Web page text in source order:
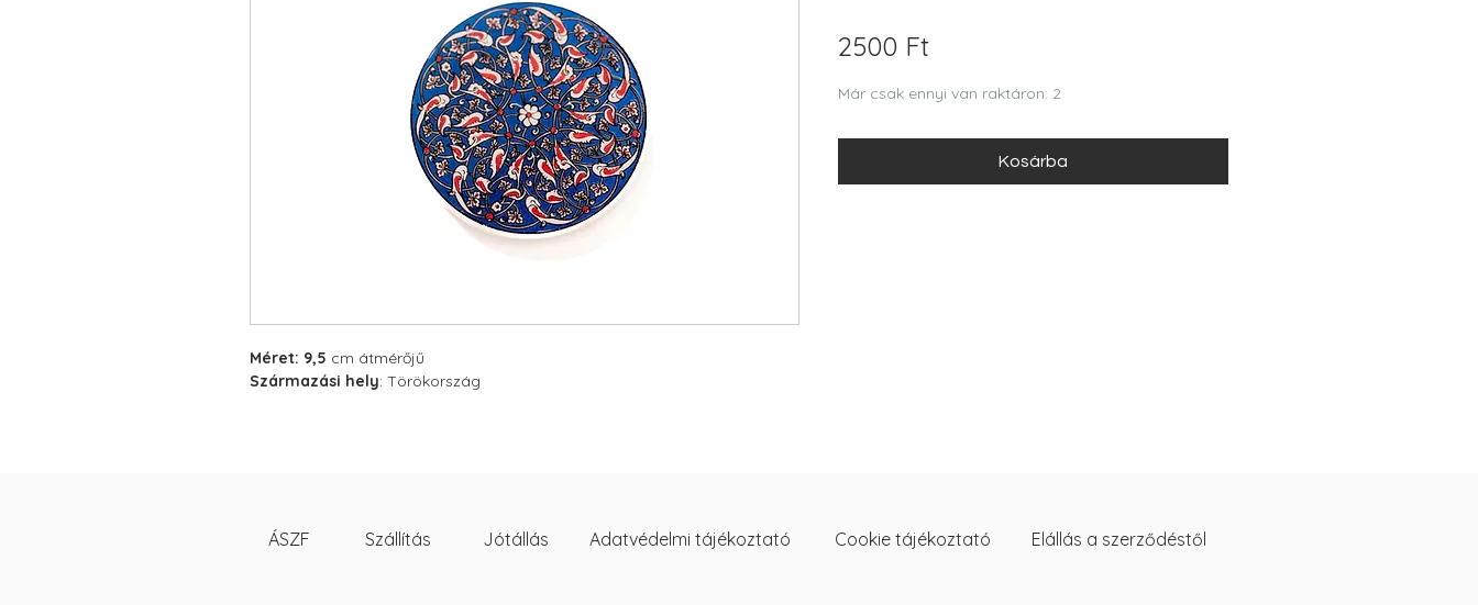
Méret: 9,5 cm átmérőjű
Származási hely: Törökország
2500 FtÁr
Már csak ennyi van raktáron: 2
Kosárba
ÁSZF Szállítás Jótállás Adatvédelmi tájékoztató Cookie tájékoztató Elállás a szerződéstől